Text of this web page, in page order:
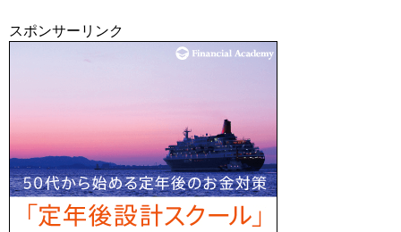
スポンサーリンク